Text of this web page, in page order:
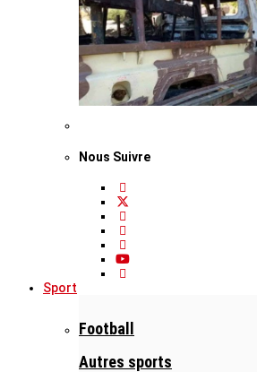
Nous Suivre
Sport
Football
Autres sports